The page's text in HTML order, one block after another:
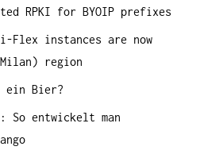
RPKI for BYOIP prefixes
Flex instances are now
region
ein Bier?
So entwickelt man